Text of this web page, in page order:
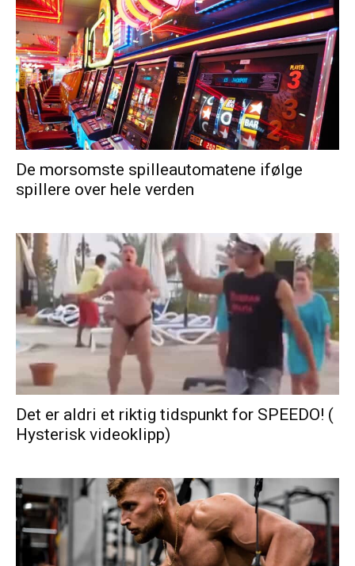
De morsomste spilleautomatene ifølge
spillere over hele verden
Det er aldri et riktig tidspunkt for SPEEDO! (
Hysterisk videoklipp)